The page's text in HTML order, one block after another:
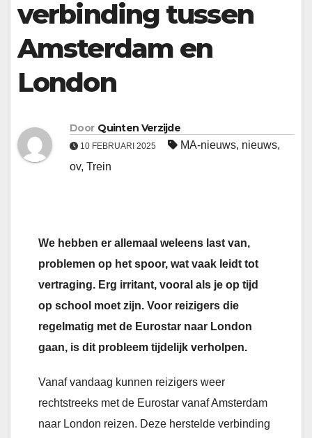
verbinding tussen
Amsterdam en
London
Door Quinten Verzijde
10 FEBRUARI 2025 MA-nieuws, nieuws,
ov, Trein
We hebben er allemaal weleens last van,
problemen op het spoor, wat vaak leidt tot
vertraging. Erg irritant, vooral als je op tijd
op school moet zijn. Voor reizigers die
regelmatig met de Eurostar naar London
gaan, is dit probleem tijdelijk verholpen.
Vanaf vandaag kunnen reizigers weer
rechtstreeks met de Eurostar vanaf Amsterdam
naar London reizen. Deze herstelde verbinding